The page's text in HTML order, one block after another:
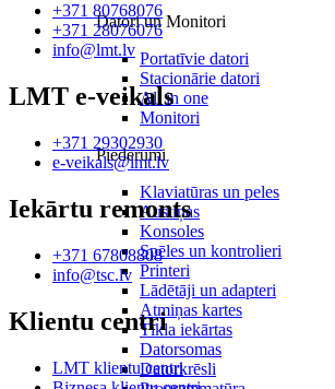
Datori un Monitori
Portatīvie datori
Stacionārie datori
All in one
Monitori
Piederumi
Klaviatūras un peles
Austiņas
Konsoles
Spēles un kontrolieri
Printeri
Lādētāji un adapteri
Atmiņas kartes
Tīkla iekārtas
Datorsomas
Datorkrēsli
+371 80768076
+371 28076076
info@lmt.lv
LMT e-veikals
+371 29302930
e-veikals@lmt.lv
Iekārtu remonts
+371 67808808
info@tsc.lv
Klientu centri
LMT klientu centri